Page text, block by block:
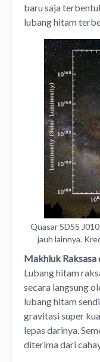
baru saja
lubang hitam
Quasar SDSS
jauh lainnya.
Makhluk Raksasa
Lubang hitam
secara langsung
lubang hitam
gravitasi super
lepas darinya.
diterima dari